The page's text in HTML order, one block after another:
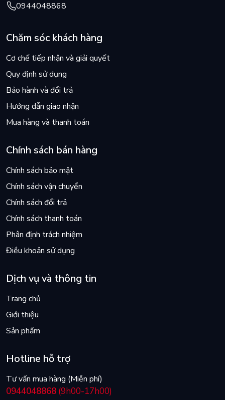
0944048868
Chăm sóc khách hàng
Cơ chế tiếp nhận và giải quyết
Quy định sử dụng
Bảo hành và đổi trả
Hướng dẫn giao nhận
Mua hàng và thanh toán
Chính sách bán hàng
Chính sách bảo mật
Chính sách vận chuyển
Chính sách đổi trả
Chính sách thanh toán
Phân định trách nhiệm
Điều khoản sử dụng
Dịch vụ và thông tin
Trang chủ
Giới thiệu
Sản phẩm
Hotline hỗ trợ
Tư vấn mua hàng (Miễn phí)
0944048868 (9h00-17h00)